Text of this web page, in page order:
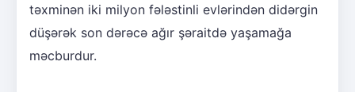
təxminən iki milyon fələstinli evlərindən didərgin
düşərək son dərəcə ağır şəraitdə yaşamağa
məcburdur.